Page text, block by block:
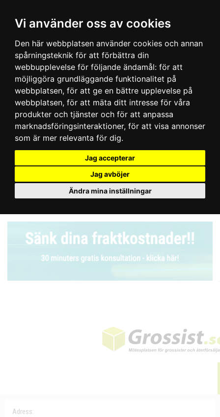
Vi använder oss av cookies
Den här webbplatsen använder cookies och annan
spårningsteknik för att förbättra din
webbupplevelse för följande ändamål: för att
möjliggöra grundläggande funktionalitet på
webbplatsen, för att ge en bättre upplevelse på
webbplatsen, för att mäta ditt intresse för våra
produkter och tjänster och för att anpassa
marknadsföringsinteraktioner, för att visa annonser
som är mer relevanta för dig.
Jag accepterar
Jag avböjer
Ändra mina inställningar
Adress: